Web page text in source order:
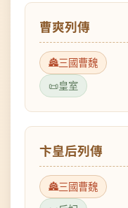
三國曹魏
皇室
卞皇后列傳
三國曹魏
后妃